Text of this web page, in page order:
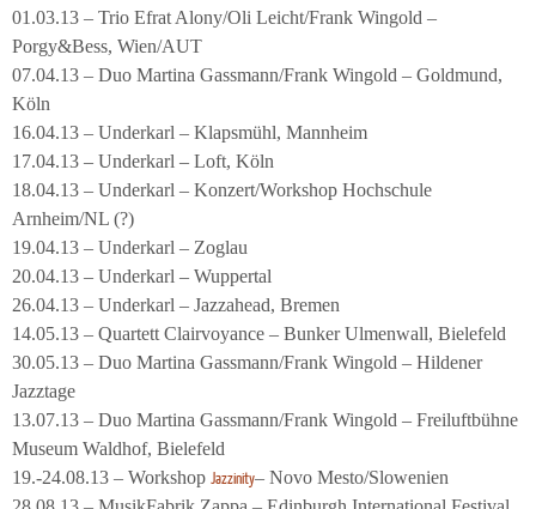
01.03.13 – Trio Efrat Alony/Oli Leicht/Frank Wingold –
Porgy&Bess, Wien/AUT
07.04.13 – Duo Martina Gassmann/Frank Wingold – Goldmund,
Köln
16.04.13 – Underkarl – Klapsmühl, Mannheim
17.04.13 – Underkarl – Loft, Köln
18.04.13 – Underkarl – Konzert/Workshop Hochschule
Arnheim/NL (?)
19.04.13 – Underkarl – Zoglau
20.04.13 – Underkarl – Wuppertal
26.04.13 – Underkarl – Jazzahead, Bremen
14.05.13 – Quartett Clairvoyance – Bunker Ulmenwall, Bielefeld
30.05.13 – Duo Martina Gassmann/Frank Wingold – Hildener
Jazztage
13.07.13 – Duo Martina Gassmann/Frank Wingold – Freiluftbühne
Museum Waldhof, Bielefeld
19.-24.08.13 – Workshop Jazzinity– Novo Mesto/Slowenien